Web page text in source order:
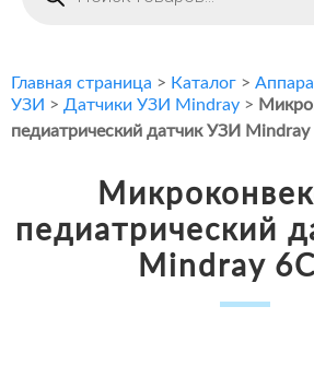
Главная страница > Каталог >
УЗИ > Датчики УЗИ Mindray >
педиатрический датчик УЗИ Mindray
педиатрический
Mindray